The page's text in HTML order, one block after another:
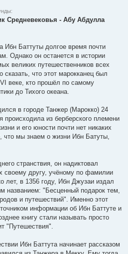
Средневековья - Абу Абдулла
Баттуты долгое время почти
Однако он останется в истории
великих путешественников всех
сказать, что этот марокканец был
веке, кто прошёл по самому
до Тихого океана.
в городе Танжер (Марокко) 24
из берберского племени
и его юности почти нет никаких
что мы знаем о жизни Ибн Батуты,
странствия, он надиктовал
своему другу, учёному по фамилии
лет, в 1356 году, Ибн Джузаи издал
названием: "Бесценный подарок тем,
и путешествий". Именно этот
информации об Ибн Баттуте и
книгу стали называть просто
"Путешествия".
Ибн Баттута начинает рассказом